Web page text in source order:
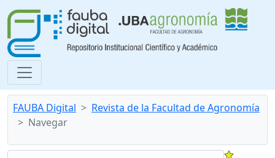
FAUBA Digital
Revista de la Facultad de Agronomía
Navegar